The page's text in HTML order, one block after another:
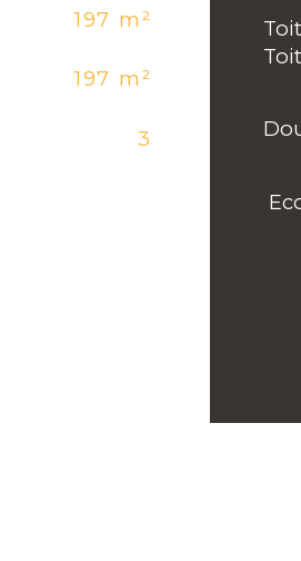
197 m²
197 m²
3